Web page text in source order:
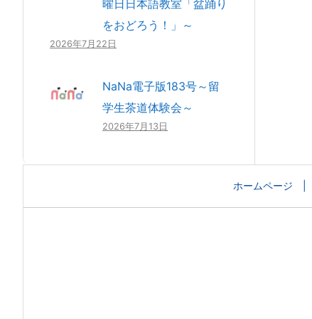
曜日日本語教室「盆踊り
をおどろう！」～
2026年7月22日
NaNa電子版183号～留
学生茶道体験会～
2026年7月13日
ホームページ